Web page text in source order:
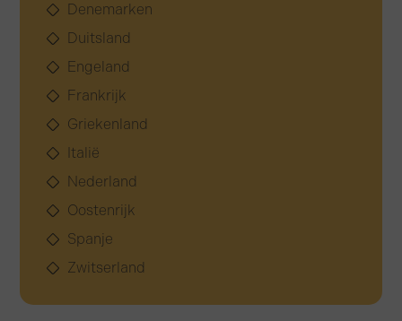
Denemarken
Duitsland
Engeland
Frankrijk
Griekenland
Italië
Nederland
Oostenrijk
Spanje
Zwitserland